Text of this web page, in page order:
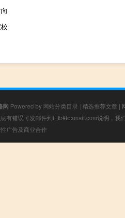
网 Powered by 网站分类目录 | 精选推荐文章 |
有错误可发邮件到f_fb#foxmail.com说明，我
广告及商业合作